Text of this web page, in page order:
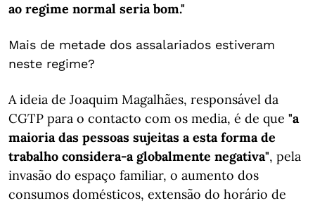
ao regime normal seria bom."
Mais de metade dos assalariados estiveram
neste regime?
A ideia de Joaquim Magalhães, responsável da
CGTP para o contacto com os media, é de que "a
maioria das pessoas sujeitas a esta forma de
trabalho considera-a globalmente negativa", pela
invasão do espaço familiar, o aumento dos
consumos domésticos, extensão do horário de